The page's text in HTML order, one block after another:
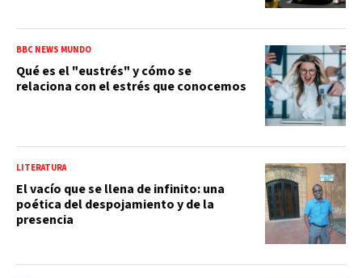
BBC NEWS MUNDO
Qué es el "eustrés" y cómo se
relaciona con el estrés que conocemos
LITERATURA
El vacío que se llena de infinito: una
poética del despojamiento y de la
presencia